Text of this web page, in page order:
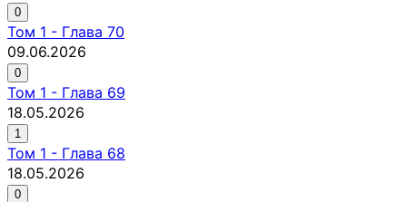
0
Том 1 - Глава 70
09.06.2026
0
Том 1 - Глава 69
18.05.2026
1
Том 1 - Глава 68
18.05.2026
0